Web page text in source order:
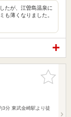
たが、江曽島温泉に
も薄くなりました。
お気に入
りに追加
3分 東武金崎駅より徒